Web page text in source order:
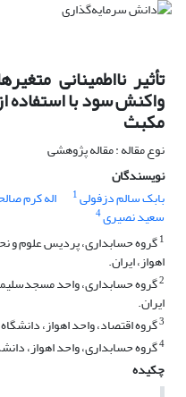
تأثیر نااطمینانی
واکنش سود با استفاده
مکبث
نوع مقاله : مقاله پژوهشی
نویسندگان
بابک سالم دزفولی1 اله کرم
سعید نصیری4
1گروه حسابداری، پردیس علوم و
اهواز، ایران.
2گروه حسابداری، واحد
ایران.
3گروه اقتصاد، واحد اهواز،
4گروه حسابداری، واحد اهواز،
چکیده